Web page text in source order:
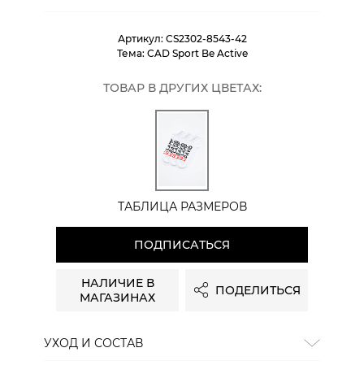
Артикул: CS2302-8543-42
Тема: CAD Sport Be Active
ТОВАР В ДРУГИХ ЦВЕТАХ:
ТАБЛИЦА РАЗМЕРОВ
ПОДПИСАТЬСЯ
НАЛИЧИЕ В
МАГАЗИНАХ
ПОДЕЛИТЬСЯ
УХОД И СОСТАВ